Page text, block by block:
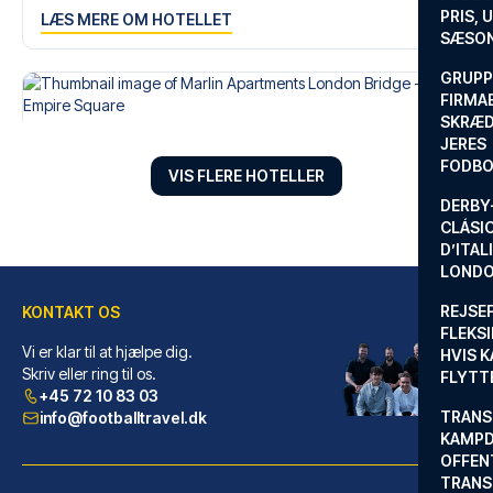
PRIS,
JERES
HVIS
LÆS MERE OM HOTELLET
Marlin Apartments London Bridge - Empire Square
FraMarlin Apartments London Br...
VIS FLERE HOTELLER
KONTAKT OS
Vi er klar til at hjælpe dig.
Skriv eller ring til os.
+45 72 10 83 03
info@footballtravel.dk